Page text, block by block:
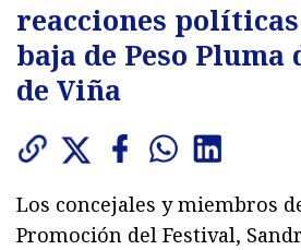
reacciones
baja de Peso
de Viña
Los concejales y miembros
Promoción del Festival,